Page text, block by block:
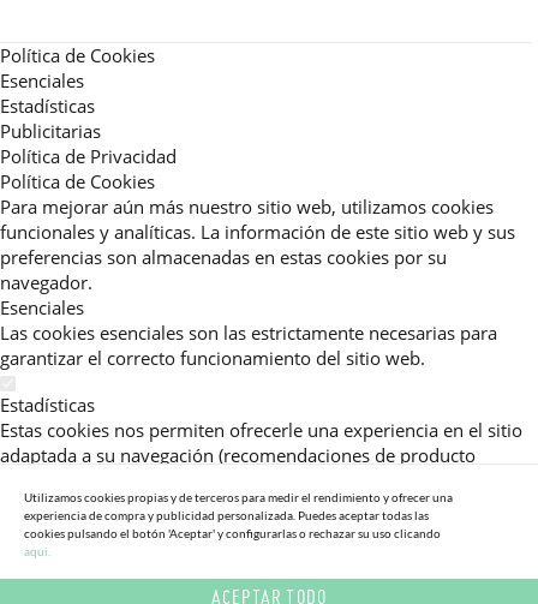
Política de Cookies
Esenciales
Estadísticas
Publicitarias
Política de Privacidad
Política de Cookies
Para mejorar aún más nuestro sitio web, utilizamos cookies
funcionales y analíticas. La información de este sitio web y sus
preferencias son almacenadas en estas cookies por su
navegador.
Esenciales
Las cookies esenciales son las estrictamente necesarias para
garantizar el correcto funcionamiento del sitio web.
Estadísticas
Estas cookies nos permiten ofrecerle una experiencia en el sitio
adaptada a su navegación (recomendaciones de producto
consultadas, etc).Al activar esta cookie, nos ayuda a mejorar aún
más su experiencia.
Publicitarias
Utilizamos cookies propias y de terceros para medir el rendimiento y ofrecer una
experiencia de compra y publicidad personalizada. Puedes aceptar todas las
cookies pulsando el botón 'Aceptar' y configurarlas o rechazar su uso clicando
aqui.
ACEPTAR TODO